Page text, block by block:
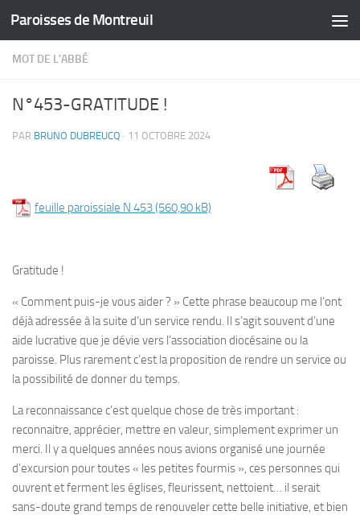
Skip to content
Paroisses de Montreuil
MOT DE L'ABBÉ
N°453-GRATITUDE !
PAR BRUNO DUBREUCQ · 11 OCTOBRE 2024
feuille paroissiale N 453
Gratitude !
« Comment puis-je vous aider ? » Cette phrase beaucoup me l’ont
déjà adressée à la suite d’un service rendu. Il s’agit souvent d’une
aide lucrative que je dévie vers l’association diocésaine ou la
paroisse. Plus rarement c’est la proposition de rendre un service ou
la possibilité de donner du temps.
La reconnaissance c’est quelque chose de très important :
reconnaitre, apprécier, mettre en valeur, simplement exprimer un
merci. Il y a quelques années nous avions organisé une journée
d’excursion pour toutes « les petites fourmis », ces personnes qui
ouvrent et ferment les églises, fleurissent, nettoient… il serait
sans-doute grand temps de renouveler cette belle initiative, et bien